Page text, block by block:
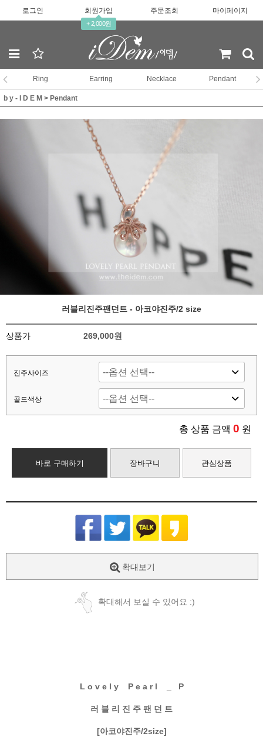
로그인 회원가입
+ 2,000원
주문조회 마이페이지
Ring Earring Necklace Pendant
b y - I D E M > Pendant
러블리진주팬던트 - 아코야진주/2 size
상품가 269,000원
진주사이즈
골드색상
총 상품 금액 0 원
바로 구매하기 장바구니 관심상품
확대보기
확대해서 보실 수 있어요 :)
L o v e l y P e a r l _ P
러 블 리 진 주 팬 던 트
[아코야진주/2size]